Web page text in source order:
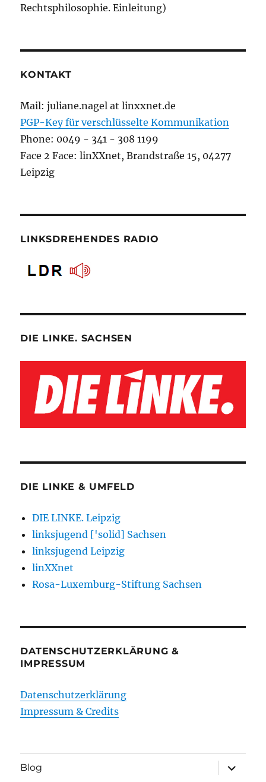
Rechtsphilosophie. Einleitung)
KONTAKT
Mail: juliane.nagel at linxxnet.de
PGP-Key für verschlüsselte Kommunikation
Phone: 0049 - 341 - 308 1199
Face 2 Face: linXXnet, Brandstraße 15, 04277
Leipzig
LINKSDREHENDES RADIO
DIE LINKE. SACHSEN
DIE LINKE & UMFELD
DIE LINKE. Leipzig
linksjugend ['solid] Sachsen
linksjugend Leipzig
linXXnet
Rosa-Luxemburg-Stiftung Sachsen
DATENSCHUTZERKLÄRUNG &
IMPRESSUM
Datenschutzerklärung
Impressum & Credits
Blog
öffnen